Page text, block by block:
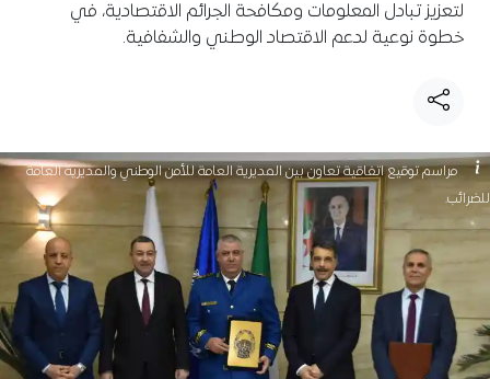
لتعزيز تبادل المعلومات ومكافحة الجرائم الاقتصادية، في
خطوة نوعية لدعم الاقتصاد الوطني والشفافية.
مراسم توقيع اتفاقية تعاون بين المديرية العامة للأمن الوطني والمديرية العامة
للضرائب.